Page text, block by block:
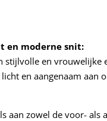
en moderne snit:
stijlvolle en vrouwelijke
en aangenaam aan
aan zowel de voor- als